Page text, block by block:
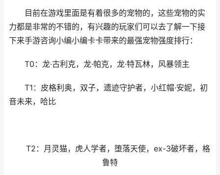
目前在游戏里面是有着很多的宠物的，这些宠物的实
力都是非常的不错的，有兴趣的玩家们可以去了解一下接
下来手游咨询小编小编卡卡带来的最强宠物强度排行：
T0：龙·古利克，龙·帕克，龙·特瓦林，风暴领主
T1：皮格利奥，双子，遗迹守护者，小红帽·安妮，初
音未来，哈比
T2：月灵猫，虎人学者，堕落天使，ex-3破坏者，格
鲁特